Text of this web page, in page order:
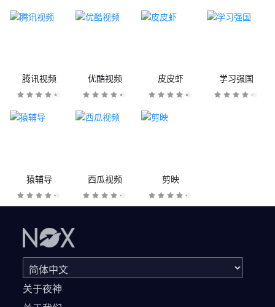
腾讯视频 优酷视频 皮皮虾 学习强国
猿辅导 西瓜视频 剪映
关于夜神